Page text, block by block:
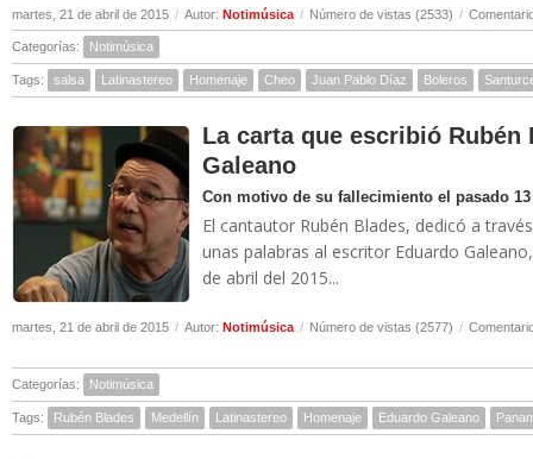
martes, 21 de abril de 2015 / Autor: Notimúsica / Número de vistas (2533) /
Categorías: Notimúsica
Tags: salsa Latinastereo Homenaje Cheo Juan Pablo Díaz Boleros
La carta que escribió Rubén
Galeano
Con motivo de su fallecimiento el pasado
El cantautor Rubén Blades, dedicó a
unas palabras al escritor Eduardo
de abril del 2015...
martes, 21 de abril de 2015 / Autor: Notimúsica / Número de vistas (2577) /
Categorías: Notimúsica
Tags: Rubén Blades Medellín Latinastereo Homenaje Eduardo Galeano